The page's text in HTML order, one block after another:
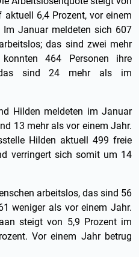
6,4 Prozent, vor einem
Januar meldeten sich 607
das sind zwei mehr
464 Personen ihre
das sind 24 mehr als im
Hilden meldeten im Januar
13 mehr als vor einem Jahr.
Hilden aktuell 499 freie
verringert sich somit um 14
arbeitslos, das sind 56
weniger als vor einem Jahr.
steigt von 5,9 Prozent im
Vor einem Jahr betrug